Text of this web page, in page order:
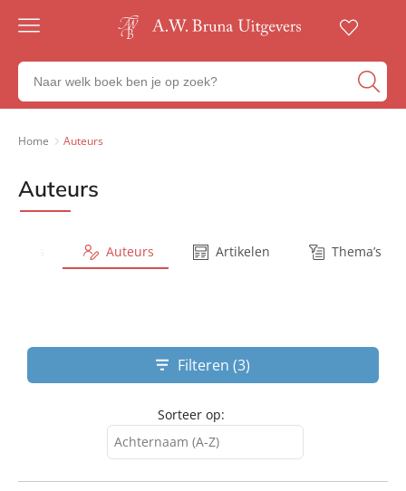
Gratis
23:00
besteld,
werkdag
Veilig
betalen
Zoeken
naar
boeken,
Home Auteurs
Auteurs
Auteurs Artikelen Thema’s
Filteren (3)
Sorteer op:
Achternaam (A-Z)